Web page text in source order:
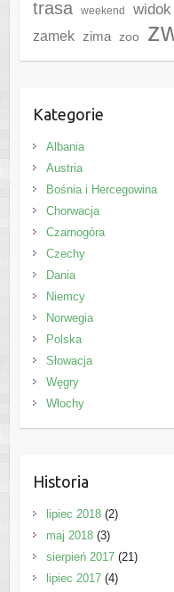
trasa weekend widok
zamek zima zoo
Kategorie
Albania
Austria
Bośnia i Hercegowina
Chorwacja
Czarnogóra
Czechy
Dania
Niemcy
Norwegia
Polska
Słowacja
Węgry
Włochy
Historia
lipiec 2018(2)
maj 2018(3)
sierpień 2017(21)
lipiec 2017(4)